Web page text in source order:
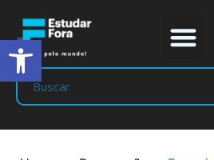
Abrir a barra de ferramentas